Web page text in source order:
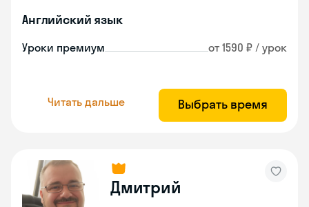
Английский язык
Уроки премиум от 1590 ₽ / урок
Читать дальше Выбрать время
Дмитрий